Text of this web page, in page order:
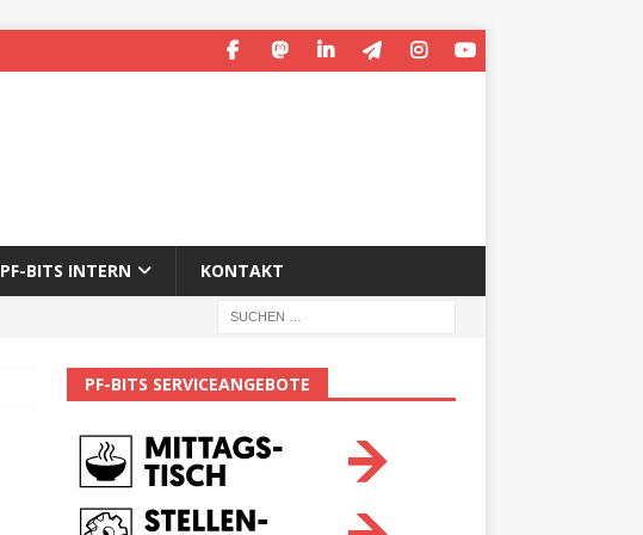
PF-BITS INTERN KONTAKT
PF-BITS SERVICEANGEBOTE